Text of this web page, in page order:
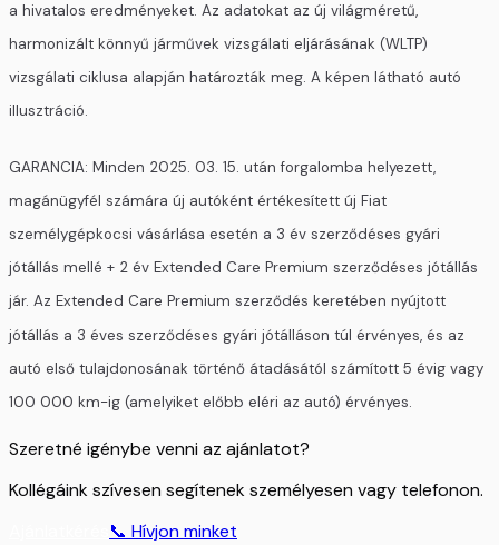
a hivatalos eredményeket. Az adatokat az új világméretű,
harmonizált könnyű járművek vizsgálati eljárásának (WLTP)
vizsgálati ciklusa alapján határozták meg. A képen látható autó
illusztráció.
GARANCIA: Minden 2025. 03. 15. után forgalomba helyezett,
magánügyfél számára új autóként értékesített új Fiat
személygépkocsi vásárlása esetén a 3 év szerződéses gyári
jótállás mellé + 2 év Extended Care Premium szerződéses jótállás
jár. Az Extended Care Premium szerződés keretében nyújtott
jótállás a 3 éves szerződéses gyári jótálláson túl érvényes, és az
autó első tulajdonosának történő átadásától számított 5 évig vagy
100 000 km-ig (amelyiket előbb eléri az autó) érvényes.
Szeretné igénybe venni az ajánlatot?
Kollégáink szívesen segítenek személyesen vagy telefonon.
📞 Hívjon minket